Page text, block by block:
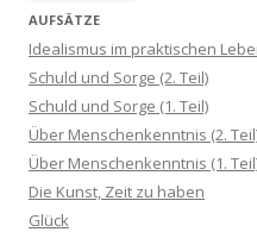
AUFSÄTZE
Idealismus im praktischen
Schuld und Sorge (2. Teil)
Schuld und Sorge (1. Teil)
Über Menschenkenntnis (2.
Über Menschenkenntnis (1.
Die Kunst, Zeit zu haben
Glück